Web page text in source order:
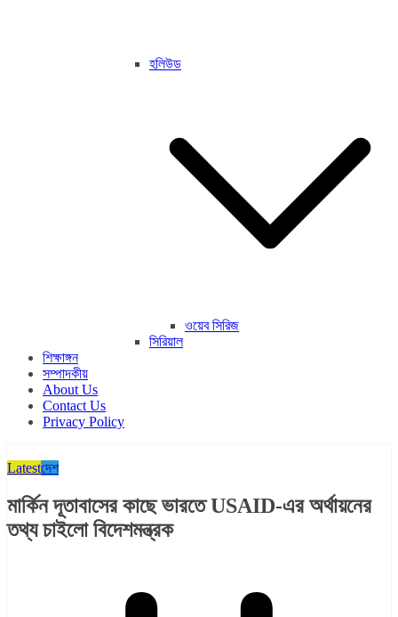
হলিউড
ওয়েব সিরিজ
সিরিয়াল
শিক্ষাঙ্গন
সম্পাদকীয়
About Us
Contact Us
Privacy Policy
Latestদেশ
মার্কিন দূতাবাসের কাছে ভারতে USAID-এর অর্থায়নের
তথ্য চাইলো বিদেশমন্ত্রক